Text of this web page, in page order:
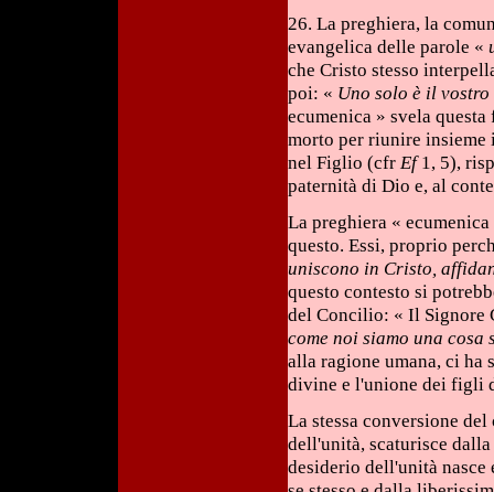
26. La preghiera, la
evangelica delle parole «
che Cristo stesso
poi: « Uno solo è il
ecumenica » svela
morto per riunire
nel Figlio (cfrEf1, 5),
paternità di Dio e, al
La preghiera «
questo. Essi, proprio
uniscono in Cristo,
questo contesto si
del Concilio: « Il Signore
come noi siamo una cosa
alla ragione umana, ci ha
divine e l'unione dei figli
La stessa conversione
dell'unità, scaturisce
desiderio dell'unità nasce